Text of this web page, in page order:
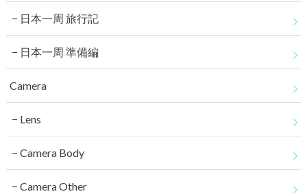
日本一周 旅行記
日本一周 準備編
Camera
Lens
Camera Body
Camera Other